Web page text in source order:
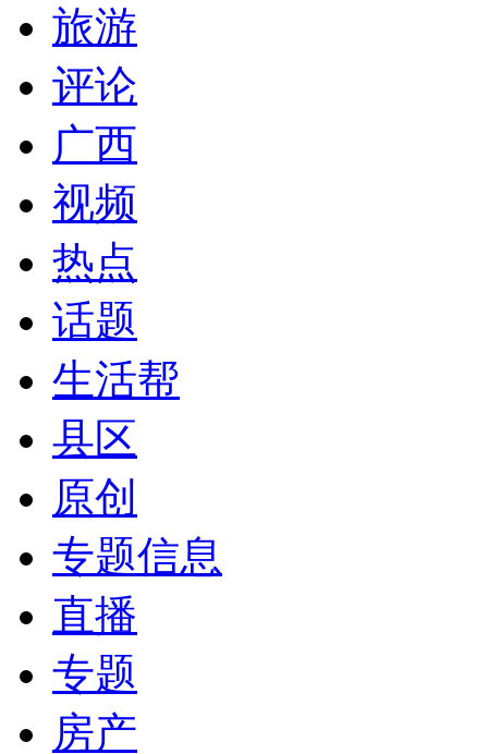
旅游
评论
广西
视频
热点
话题
生活帮
县区
原创
专题信息
直播
专题
房产